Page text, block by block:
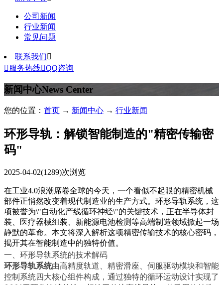
公司新闻
行业新闻
常见问题
联系我们
 服务热线QQ咨询
新闻中心News Center
您的位置： 首页 → 新闻中心 → 行业新闻
环形导轨：解锁智能制造的"精密传输密
码"
2025-04-02(1289)次浏览
在工业4.0浪潮席卷全球的今天，一个看似不起眼的精密机械
部件正悄然改变着现代制造业的生产方式。环形导轨系统，这
项被誉为\"自动化产线循环神经\"的关键技术，正在半导体封
装、医疗器械组装、新能源电池检测等高端制造领域掀起一场
静默的革命。本文将深入解析这项精密传输技术的核心密码，
揭开其在智能制造中的独特价值。
一、环形导轨系统的技术解码
环形导轨系统由高精度轨道、精密滑座、伺服驱动模块和智能
控制系统四大核心组件构成，通过独特的循环运动设计实现了